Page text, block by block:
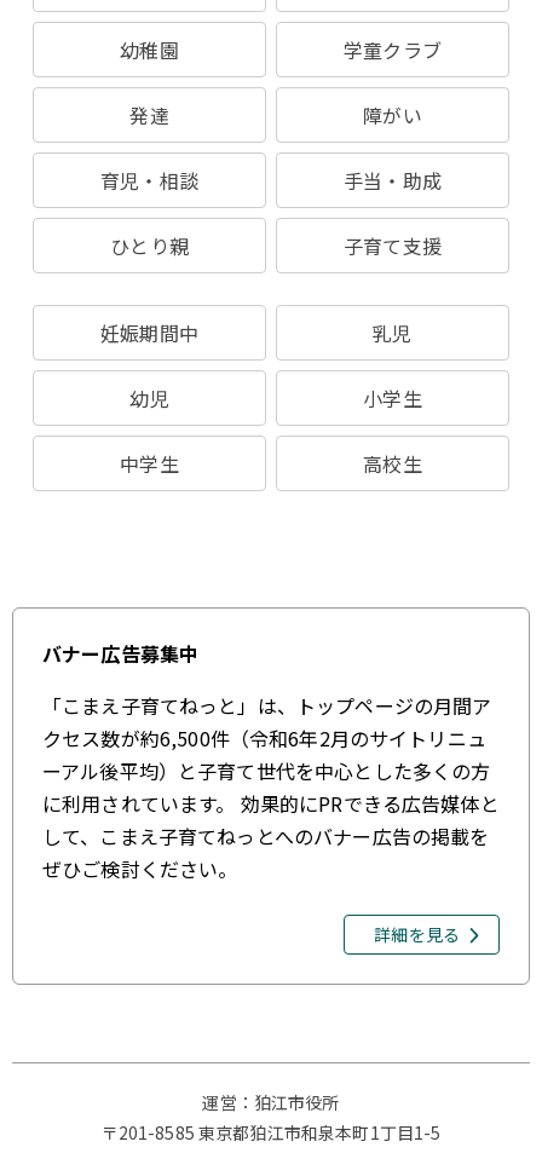
幼稚園 学童クラブ
発達 障がい
育児・相談 手当・助成
ひとり親 子育て支援
妊娠期間中 乳児
幼児 小学生
中学生 高校生
バナー広告募集中
「こまえ子育てねっと」は、トップページの月間ア
クセス数が約6,500件（令和6年2月のサイトリニュ
ーアル後平均）と子育て世代を中心とした多くの方
に利用されています。 効果的にPRできる広告媒体と
して、こまえ子育てねっとへのバナー広告の掲載を
ぜひご検討ください。
詳細を見る
運営：狛江市役所
〒201-8585 東京都狛江市和泉本町1丁目1-5